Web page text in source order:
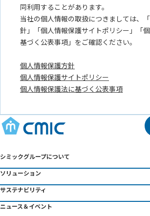
シミックグループについて
ソリューション
サステナビリティ
ニュース＆イベント